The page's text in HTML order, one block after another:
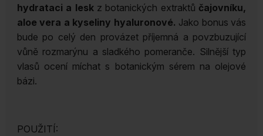
hydrataci a leskz botanických extraktů čajovníku,
aloe vera a kyseliny hyaluronové. Jako bonus vás
bude po celý den provázet příjemná a povzbuzující
vůně rozmarýnu a sladkého pomeranče. Silnější typ
vlasů ocení míchat s botanickým sérem na olejové
bázi.
POUŽITÍ: